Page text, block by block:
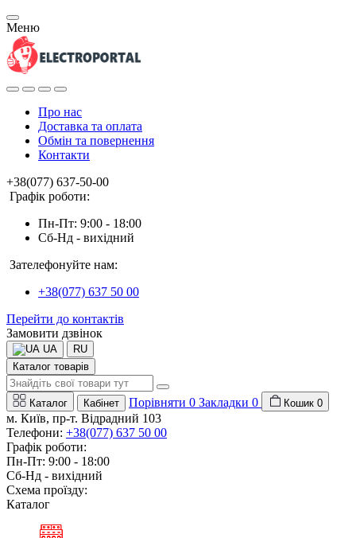
Меню
Про нас
Доставка та оплата
Обмін та повернення
Контакти
+38(077) 637-50-00
Графік роботи:
Пн-Пт: 9:00 - 18:00
Сб-Нд - вихідний
Зателефонуйте нам:
+38(077) 637 50 00
Перейти до контактів
Замовити дзвінок
UA
RU
Каталог товарів
Каталог Кабінет Порівняти 0 Закладки 0 Кошик 0
м. Київ, пр-т. Відрадний 103
Телефони: +38(077) 637 50 00
Графік роботи:
Пн-Пт: 9:00 - 18:00
Сб-Нд - вихідний
Схема проїзду:
Каталог